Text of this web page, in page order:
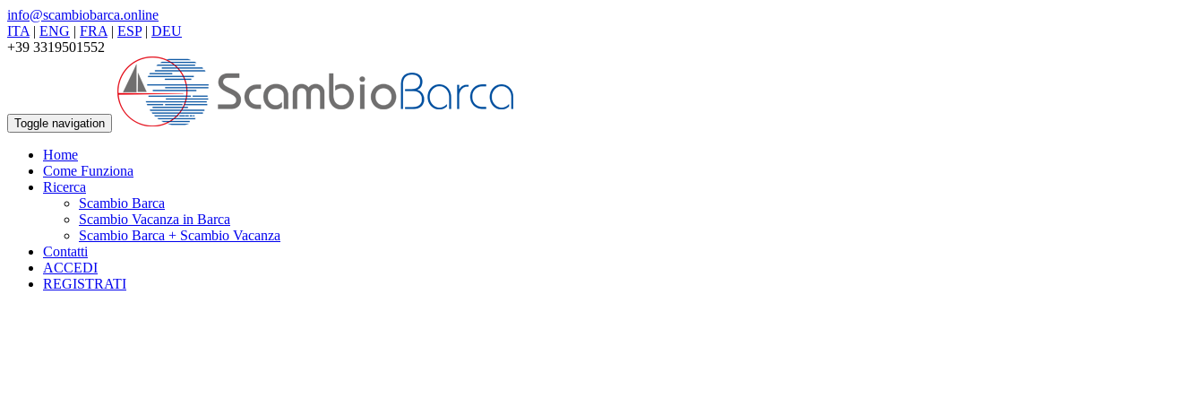
info@scambiobarca.online
ITA | ENG | FRA | ESP| DEU
+39 3319501552
Toggle navigation
Home
Come Funziona
Ricerca
Scambio Barca
Scambio Vacanza in Barca
Scambio Barca + Scambio Vacanza
Contatti
ACCEDI
REGISTRATI